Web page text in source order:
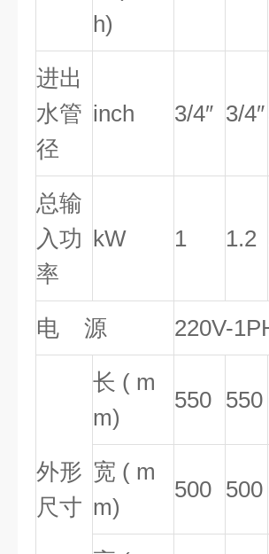
h)
进出
水管
径
inch 3/4″ 3/4″
总输
入功
率
kW 1 1.2
电 源 220V-
外形
尺寸
长 ( m
m)
550 550
宽 ( m
m)
500 500